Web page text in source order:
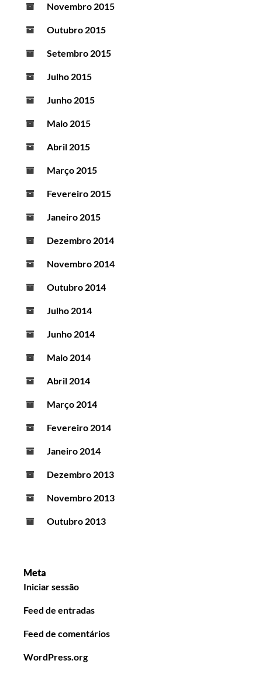
Novembro 2015
Outubro 2015
Setembro 2015
Julho 2015
Junho 2015
Maio 2015
Abril 2015
Março 2015
Fevereiro 2015
Janeiro 2015
Dezembro 2014
Novembro 2014
Outubro 2014
Julho 2014
Junho 2014
Maio 2014
Abril 2014
Março 2014
Fevereiro 2014
Janeiro 2014
Dezembro 2013
Novembro 2013
Outubro 2013
Meta
Iniciar sessão
Feed de entradas
Feed de comentários
WordPress.org